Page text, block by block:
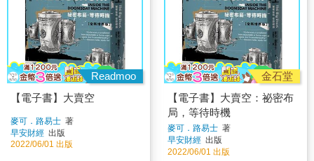
Readmoo
【電子書】大賣空
麥可．路易士 著
早安財經 出版
2022/06/01 出版
金石堂
【電子書】大賣空：祕密布
局，等待時機
麥可．路易士 著
早安財經 出版
2022/06/01 出版